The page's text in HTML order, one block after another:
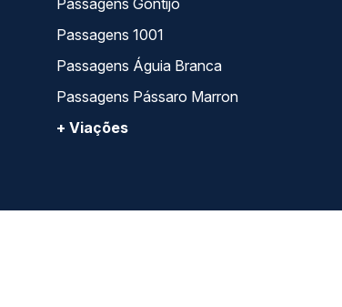
Passagens Gontijo
Passagens 1001
Passagens Águia Branca
Passagens Pássaro Marron
+ Viações